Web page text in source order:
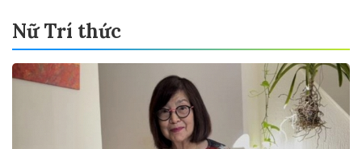
Nữ Trí thức